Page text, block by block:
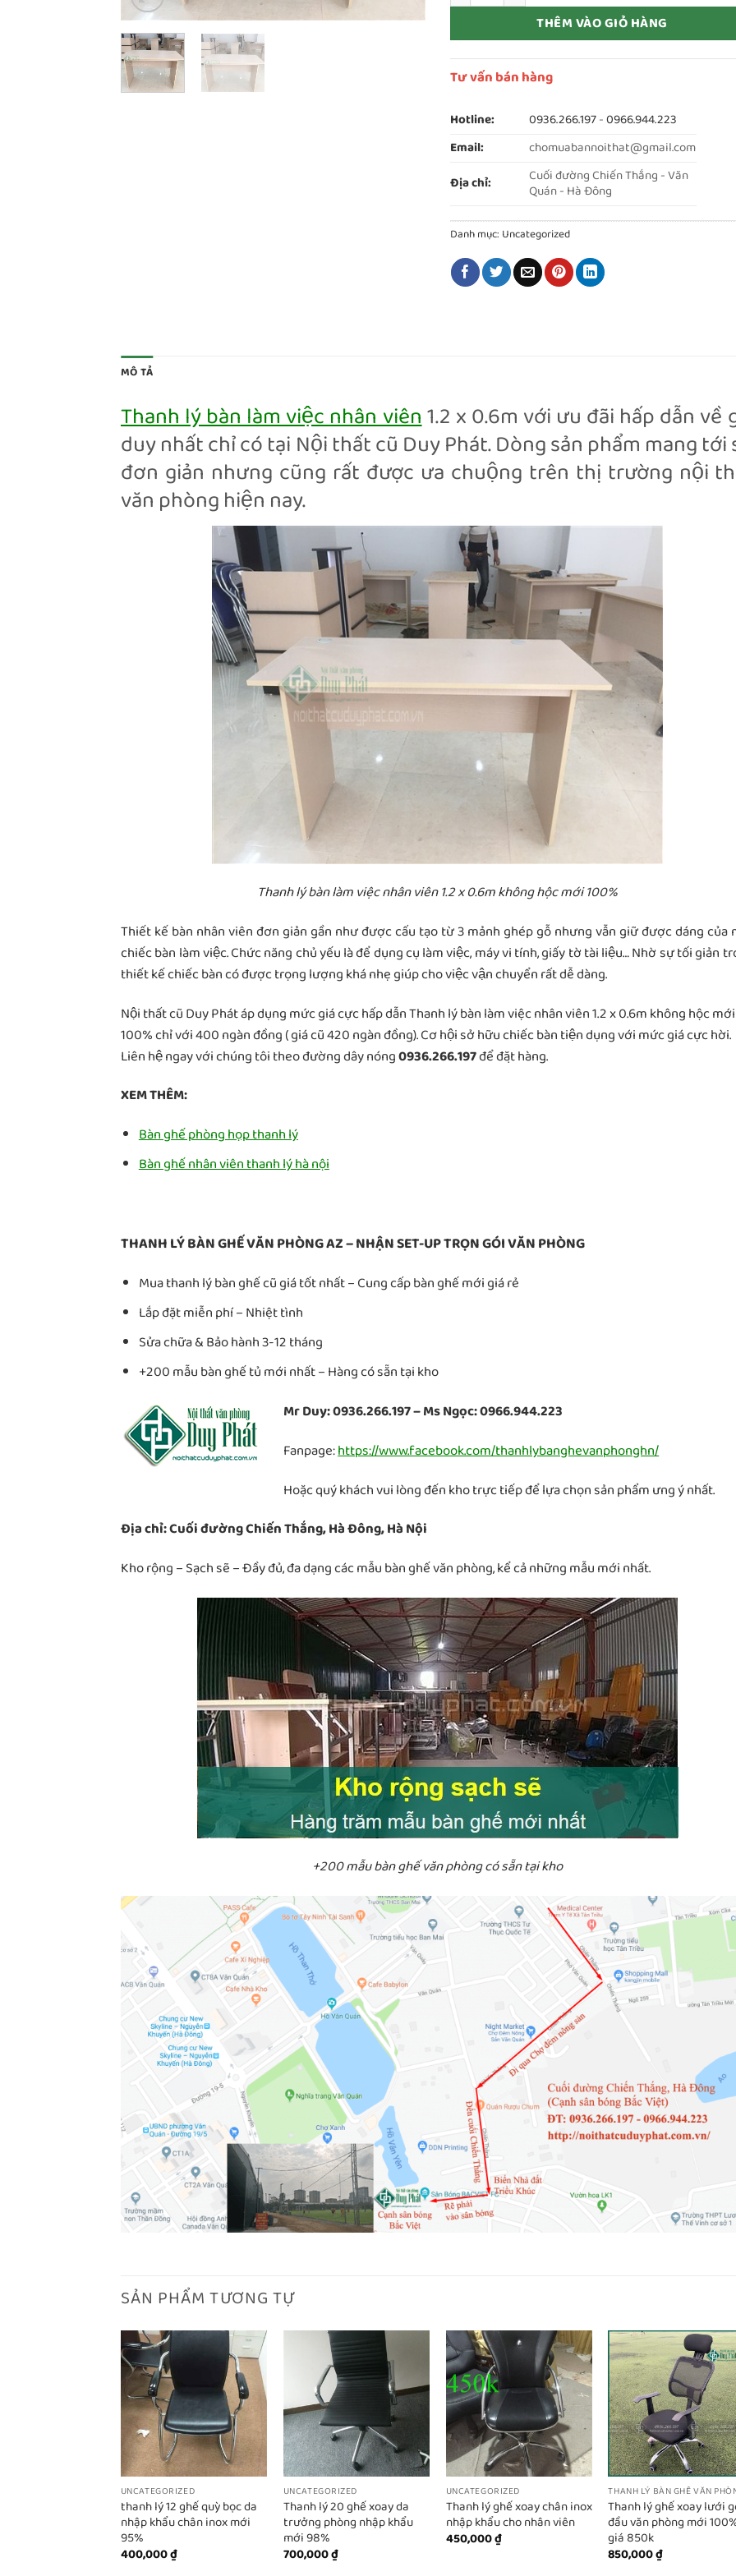
THÊM VÀO GIỎ HÀNG
Tư vấn bán hàng
Hotline: 0936.266.197-0966.944.223
Email:
chomuabannoithat@gmail.com
Địa chỉ:
Cuối đường Chiến Thắng - Văn
Quán - Hà Đông
Danh mục: Uncategorized
MÔ TẢ
Thanh lý bàn làm việc nhân viên1.2 x 0.6m với ưu đãi hấp dẫn về
duy nhất chỉ có tại Nội thất cũ Duy Phát. Dòng sản phẩm mang tới
đơn giản nhưng cũng rất được ưa chuộng trên thị trường nội
văn phòng hiện nay.
Thanh lý bàn làm việc nhân viên 1.2 x 0.6m không hộc mới 100%
Thiết kế bàn nhân viên đơn giản gần như được cấu tạo từ 3 mảnh ghép gỗ nhưng vẫn giữ được dáng của
chiếc bàn làm việc. Chức năng chủ yếu là để dụng cụ làm việc, máy vi tính, giấy tờ tài liệu… Nhờ sự tối giản
thiết kế chiếc bàn có được trọng lượng khá nhẹ giúp cho việc vận chuyển rất dễ dàng.
Nội thất cũ Duy Phát áp dụng mức giá cực hấp dẫn Thanh lý bàn làm việc nhân viên 1.2 x 0.6m không hộc mới
100% chỉ với 400 ngàn đồng ( giá cũ 420 ngàn đồng). Cơ hội sở hữu chiếc bàn tiện dụng với mức giá cực hời.
Liên hệ ngay với chúng tôi theo đường dây nóng0936.266.197để đặt hàng.
XEM THÊM:
Bàn ghế phòng họp thanh lý
Bàn ghế nhân viên thanh lý hà nội
THANH LÝ BÀN GHẾ VĂN PHÒNG AZ – NHẬN SET-UP TRỌN GÓI VĂN PHÒNG
Mua thanh lý bàn ghế cũ giá tốt nhất – Cung cấp bàn ghế mới giá rẻ
Lắp đặt miễn phí – Nhiệt tình
Sửa chữa & Bảo hành 3-12 tháng
+200 mẫu bàn ghế tủ mới nhất – Hàng có sẵn tại kho
Mr Duy: 0936.266.197 – Ms Ngọc: 0966.944.223
Fanpage:https://www.facebook.com/thanhlybanghevanphonghn/
Hoặc quý khách vui lòng đến kho trực tiếp để lựa chọn sản phẩm ưng ý nhất.
Địa chỉ: Cuối đường Chiến Thắng, Hà Đông, Hà Nội
Kho rộng – Sạch sẽ – Đầy đủ, đa dạng các mẫu bàn ghế văn phòng, kể cả những mẫu mới nhất.
+200 mẫu bàn ghế văn phòng có sẵn tại kho
SẢN PHẨM TƯƠNG TỰ
UNCATEGORIZED
thanh lý 12 ghế quỳ bọc da
nhập khẩu chân inox mới
95%
400,000₫
UNCATEGORIZED
Thanh lý 20 ghế xoay da
trưởng phòng nhập khẩu
mới 98%
700,000₫
UNCATEGORIZED
Thanh lý ghế xoay chân inox
nhập khẩu cho nhân viên
450,000₫
THANH LÝ BÀN GHẾ VĂN
Thanh lý ghế xoay lưới
đầu văn phòng mới
giá 850k
850,000₫